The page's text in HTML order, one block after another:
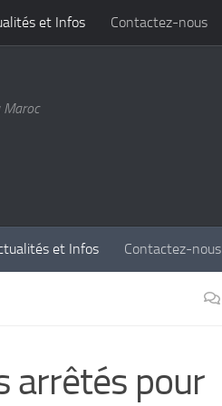
et Infos Contactez-nous
Maroc
et Infos Contactez-nous
arrêtés pour